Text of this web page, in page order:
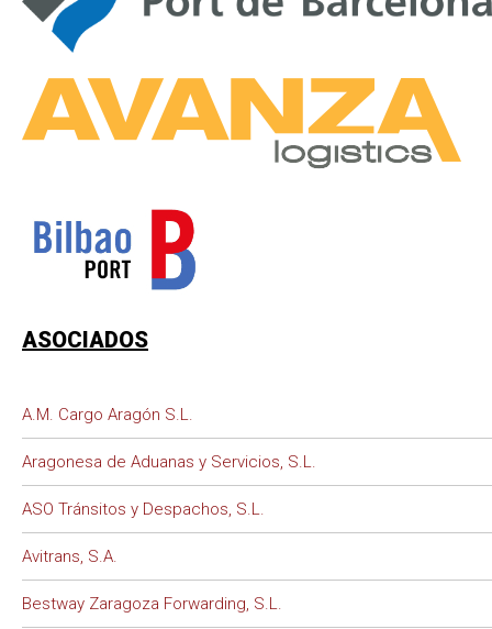
ASOCIADOS
A.M. Cargo Aragón S.L.
Aragonesa de Aduanas y Servicios, S.L.
ASO Tránsitos y Despachos, S.L.
Avitrans, S.A.
Bestway Zaragoza Forwarding, S.L.